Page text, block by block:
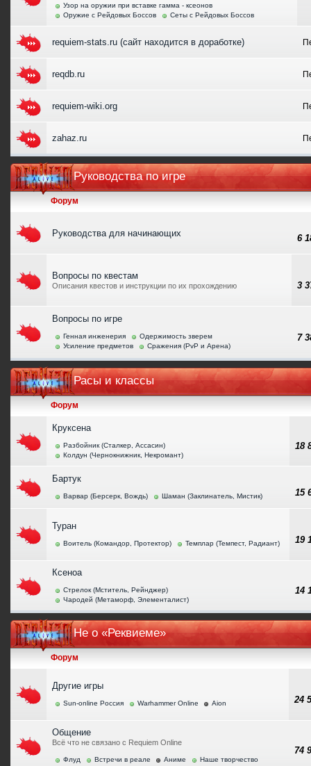
Узор на оружии при вставке гамма - ксеонов
Оружие с Рейдовых Боссов
Сеты с Рейдовых Боссов
requiem-stats.ru (сайт находится в доработке)
reqdb.ru
requiem-wiki.org
zahaz.ru
Руководства по игре
Форум
Руководства для начинающих 6
Вопросы по квестам
Описания квестов и инструкции по их прохождению 3
Вопросы по игре
Генная инженерия
Одержимость зверем
Усиление предметов
Сражения (PvP и Арена)
7
Расы и классы
Форум
Круксена
Разбойник (Сталкер, Ассасин)
Колдун (Чернокнижник, Некромант)
18
Бартук
Варвар (Берсерк, Вождь) Шаман (Заклинатель, Мистик) 15
Туран
Воитель (Командор, Протектор) Темплар (Темпест, Радиант) 19
Ксеноа
Стрелок (Мститель, Рейнджер)
Чародей (Метаморф, Элементалист)
14
Не о «Реквиеме»
Форум
Другие игры
Sun-online Россия Warhammer Online Aion 24
Общение
Всё что не связано с Requiem Online
Флуд Встречи в реале Аниме Наше творчество
74